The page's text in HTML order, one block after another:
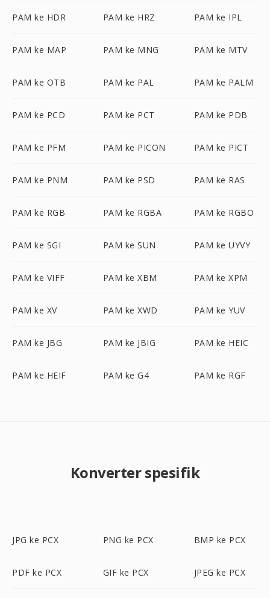
PAM ke HDR PAM ke HRZ PAM ke IPL
PAM ke MAP PAM ke MNG PAM ke MTV
PAM ke OTB PAM ke PAL PAM ke PALM
PAM ke PCD PAM ke PCT PAM ke PDB
PAM ke PFM PAM ke PICON PAM ke PICT
PAM ke PNM PAM ke PSD PAM ke RAS
PAM ke RGB PAM ke RGBA PAM ke RGBO
PAM ke SGI PAM ke SUN PAM ke UYVY
PAM ke VIFF PAM ke XBM PAM ke XPM
PAM ke XV PAM ke XWD PAM ke YUV
PAM ke JBG PAM ke JBIG PAM ke HEIC
PAM ke HEIF PAM ke G4 PAM ke RGF
Konverter spesifik
JPG ke PCX PNG ke PCX BMP ke PCX
PDF ke PCX GIF ke PCX JPEG ke PCX